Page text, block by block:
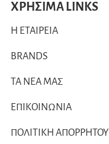
ΧΡΗΣΙΜΑ LINKS
Η ΕΤΑΙΡΕΙΑ
BRANDS
ΤΑ ΝΕΑ ΜΑΣ
ΕΠΙΚΟΙΝΩΝΙΑ
ΠΟΛΙΤΙΚΗ ΑΠΟΡΡΗΤΟΥ